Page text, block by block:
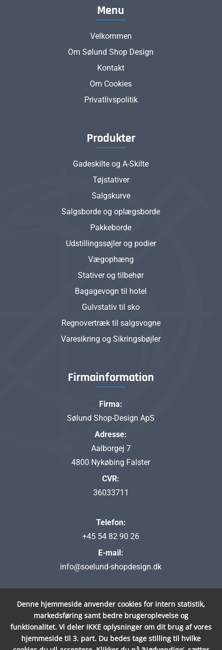
Menu
Velkommen
Om Sølund Shop Design
Kontakt
Om Cookies
Privatlivspolitik
Produkter
Gadeskilte og A-Skilte
Tøjstativer
Salgskurve
Salgsborde og oplægsborde
Pakkeborde
Udstillingssøjler og podier
Vægophæng
Stativer og tilbehør
Bagagevogn til hotel
Gulvstativ til sko
Regnovertræk til salgsvogne
Varesikring og Sikringsbøjler
Firmainformation
Firma:
Sølund Shop-Design ApS
Adresse:
Aalborgej 7
4800 Nykøbing Falster
CVR:
36033711
Telefon:
+45 54 82 90 26
E-mail:
info@soelund-shopdesign.dk
Følg os på Sociale Medier
Denne hjemmeside anvender cookies for intern statistik,
markedsføring samt bedre brugeroplevelse og
funktionalitet. Vi deler IKKE oplysninger om dit brug af vores
hjemmeside til 3. part. Du bedes tage stilling til hvilke